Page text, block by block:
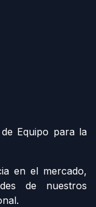
Equipo para la
en el mercado,
de nuestros